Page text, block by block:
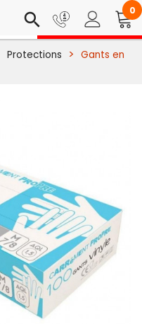
search 0
Protections
Gants en